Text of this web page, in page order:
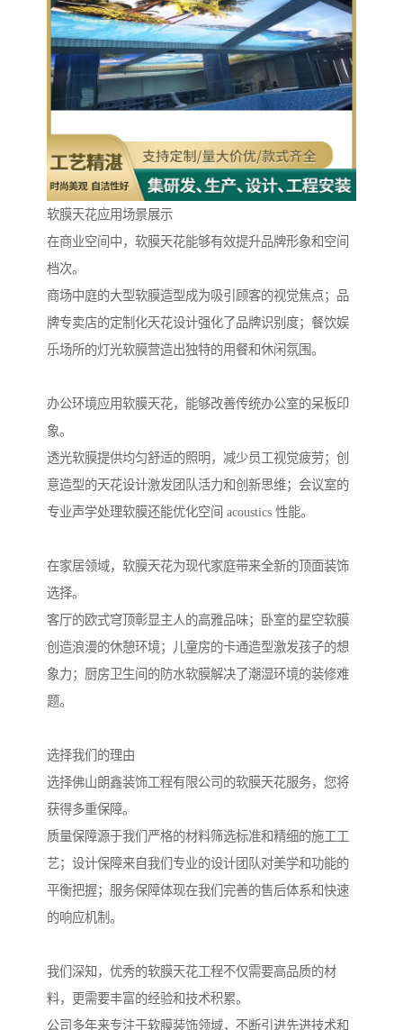
软膜天花应用场景展示
在商业空间中，软膜天花能够有效提升品牌形象和空间
档次。
商场中庭的大型软膜造型成为吸引顾客的视觉焦点；品
牌专卖店的定制化天花设计强化了品牌识别度；餐饮娱
乐场所的灯光软膜营造出独特的用餐和休闲氛围。
办公环境应用软膜天花，能够改善传统办公室的呆板印
象。
透光软膜提供均匀舒适的照明，减少员工视觉疲劳；创
意造型的天花设计激发团队活力和创新思维；会议室的
专业声学处理软膜还能优化空间 acoustics 性能。
在家居领域，软膜天花为现代家庭带来全新的顶面装饰
选择。
客厅的欧式穹顶彰显主人的高雅品味；卧室的星空软膜
创造浪漫的休憩环境；儿童房的卡通造型激发孩子的想
象力；厨房卫生间的防水软膜解决了潮湿环境的装修难
题。
选择我们的理由
选择佛山朗鑫装饰工程有限公司的软膜天花服务，您将
获得多重保障。
质量保障源于我们严格的材料筛选标准和精细的施工工
艺；设计保障来自我们专业的设计团队对美学和功能的
平衡把握；服务保障体现在我们完善的售后体系和快速
的响应机制。
我们深知，优秀的软膜天花工程不仅需要高品质的材
料，更需要丰富的经验和技术积累。
公司多年来专注于软膜装饰领域，不断引进先进技术和